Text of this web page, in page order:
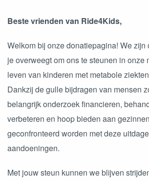
Beste vrienden van Ride4Kids,
Welkom bij onze donatiepagina! We zijn
je overweegt om ons te steunen in onze
leven van kinderen met metabole
Dankzij de gulle bijdragen van mensen
belangrijk onderzoek financieren,
verbeteren en hoop bieden aan
geconfronteerd worden met deze
aandoeningen.
Met jouw steun kunnen we blijven